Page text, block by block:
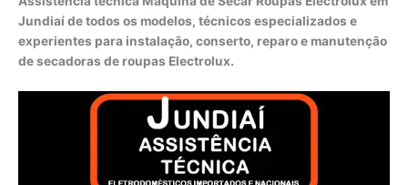
Jundiaí de todos os modelos, técnicos especializados e
experientes para instalação, conserto, reparo e manutenção
de secadoras de roupas Electrolux.